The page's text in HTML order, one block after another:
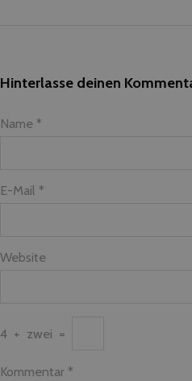
Hinterlasse deinen
Name *
E-Mail *
Website
4 + zwei =
Kommentar *